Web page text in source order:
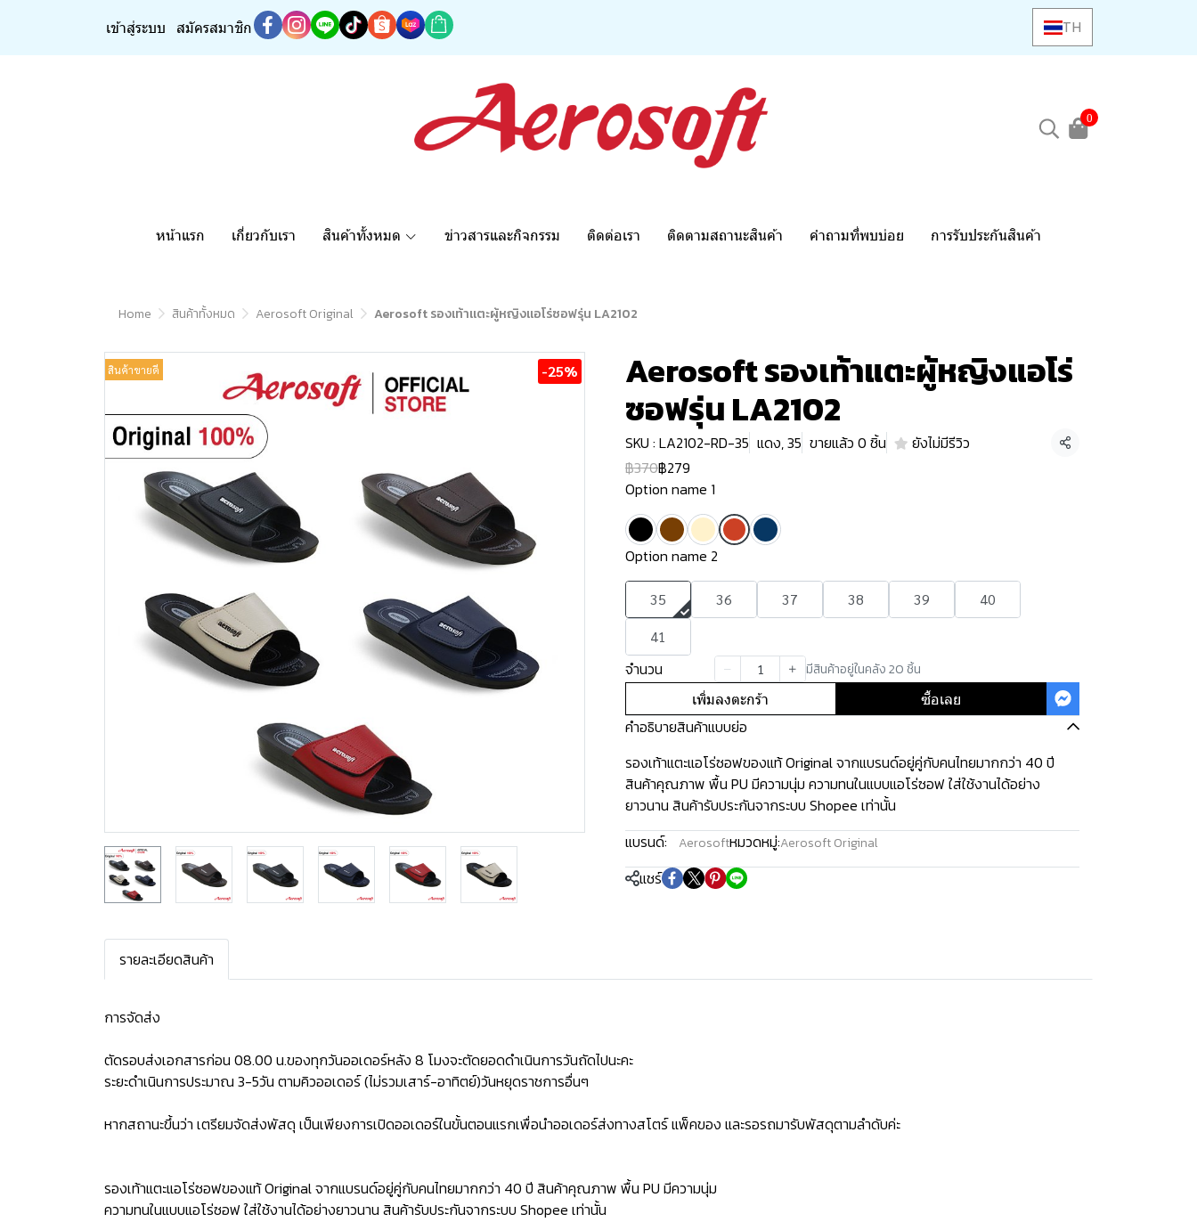
เข้าสู่ระบบ สมัครสมาชิก TH
0
หน้าแรก เกี่ยวกับเรา สินค้าทั้งหมด ข่าวสารและกิจกรรม ติดต่อเรา ติดตามสถานะสินค้า คำถามที่พบบ่อย การรับประกันสินค้า
Home สินค้าทั้งหมด Aerosoft Original Aerosoft รองเท้าแตะผู้หญิงแอโร่ซอฟรุ่น LA2102
สินค้าขายดี -25% Aerosoft รองเท้าแตะผู้หญิงแอโร่
ซอฟรุ่น LA2102
SKU : LA2102-RD-35 แดง, 35 ขายแล้ว 0 ชิ้น ยังไม่มีรีวิว แชร์
฿370฿279
Option name 1
Option name 2
35 36 37 38 39
40
41
จำนวน
มีสินค้าอยู่ในคลัง 20 ชิ้น
เพิ่มลงตะกร้า
ซื้อเลย
คำอธิบายสินค้าแบบย่อ
รองเท้าแตะแอโร่ซอฟของแท้ Original จากแบรนด์อยู่คู่กับคนไทยมากกว่า 40 ปี
สินค้าคุณภาพ พื้น PU มีความนุ่ม ความทนในแบบแอโร่ซอฟ ใส่ใช้งานได้อย่าง
ยาวนาน สินค้ารับประกันจากระบบ Shopee เท่านั้น
แบรนด์:
Aerosoftหมวดหมู่:Aerosoft Original
แชร์
รายละเอียดสินค้า
การจัดส่ง
ตัดรอบส่งเอกสารก่อน 08.00 น.ของทุกวันออเดอร์หลัง 8 โมงจะตัดยอดดำเนินการวันถัดไปนะคะ
ระยะดำเนินการประมาณ 3-5วัน ตามคิวออเดอร์ (ไม่รวมเสาร์-อาทิตย์)วันหยุดราชการอื่นๆ
หากสถานะขึ้นว่า เตรียมจัดส่งพัสดุ เป็นเพียงการเปิดออเดอร์ในขั้นตอนแรกเพื่อนำออเดอร์ส่งทางสโตร์ แพ็คของ และรอรถมารับพัสดุตามลำดับค่ะ
รองเท้าแตะแอโร่ซอฟของแท้ Original จากแบรนด์อยู่คู่กับคนไทยมากกว่า 40 ปี สินค้าคุณภาพ พื้น PU มีความนุ่ม
ความทนในแบบแอโร่ซอฟ ใส่ใช้งานได้อย่างยาวนาน สินค้ารับประกันจากระบบ Shopee เท่านั้น